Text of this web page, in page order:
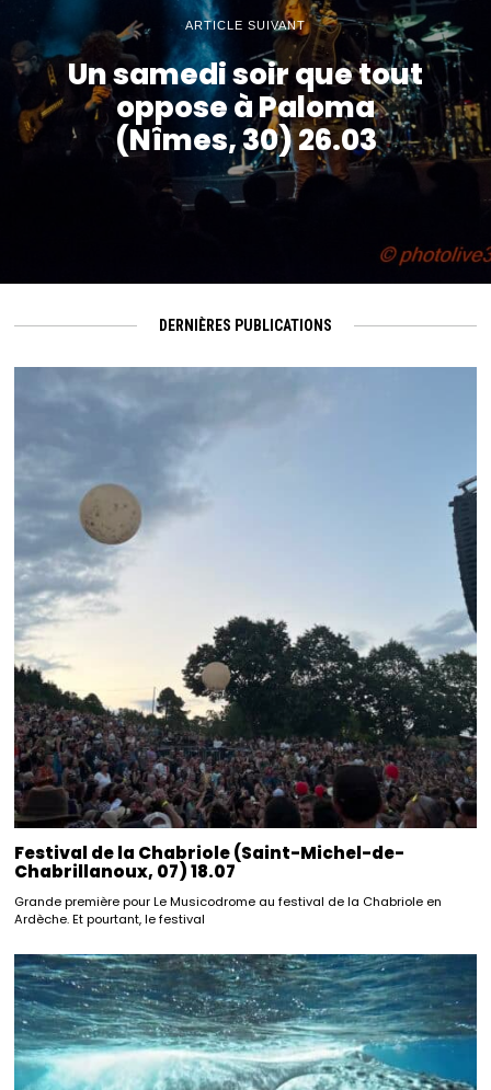
ARTICLE SUIVANT
Un samedi soir que tout
oppose à Paloma
(Nîmes, 30) 26.03
DERNIÈRES PUBLICATIONS
Festival de la Chabriole (Saint-Michel-de-
Chabrillanoux, 07) 18.07
Grande première pour Le Musicodrome au festival de la Chabriole en
Ardèche. Et pourtant, le festival